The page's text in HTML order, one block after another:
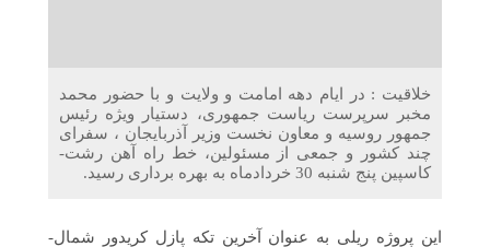
خلاقیت : در ایام دهه امامت و ولایت و با حضور محمد
مخبر سرپرست ریاست ‌جمهوری، دستیار ویژه رئیس
جمهور روسیه و معاون نخست وزیر آذربایجان ، سفرای
چند کشور و جمعی از مسئولین، خط راه آهن رشت-
کاسپین پنج شنبه 30 خردادماه به بهره برداری رسید.
این پروژه ریلی به عنوان آخرین تکه پازل کریدور شمال-